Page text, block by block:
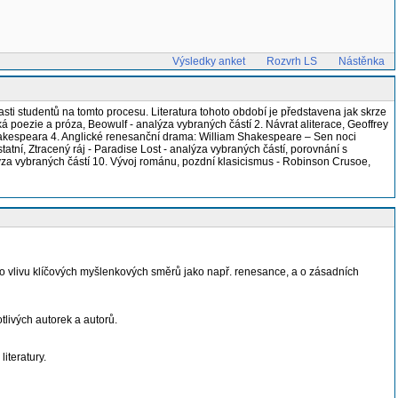
Výsledky anket Rozvrh LS Nástěnka
studentů na tomto procesu. Literatura tohoto období je představena jak skrze
a próza, Beowulf - analýza vybraných částí 2. Návrat aliterace, Geoffrey
4. Anglické renesanční drama: William Shakespeare – Sen noci
Ztracený ráj - Paradise Lost - analýza vybraných částí, porovnání s
vybraných částí 10. Vývoj románu, pozdní klasicismus - Robinson Crusoe,
klíčových myšlenkových směrů jako např. renesance, a o zásadních
autorek a autorů.